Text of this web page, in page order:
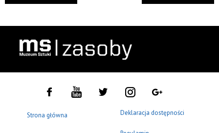
Strona główna Deklaracja dostępności